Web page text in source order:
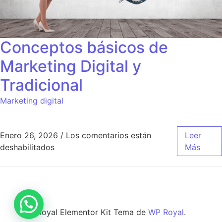
Conceptos básicos de
Marketing Digital y
Tradicional
Marketing digital
Enero 26, 2026 / Los comentarios están
deshabilitadosen Conceptos básicos de Marketing Digital
Leer
Más
Royal Elementor Kit Tema de WP Royal.